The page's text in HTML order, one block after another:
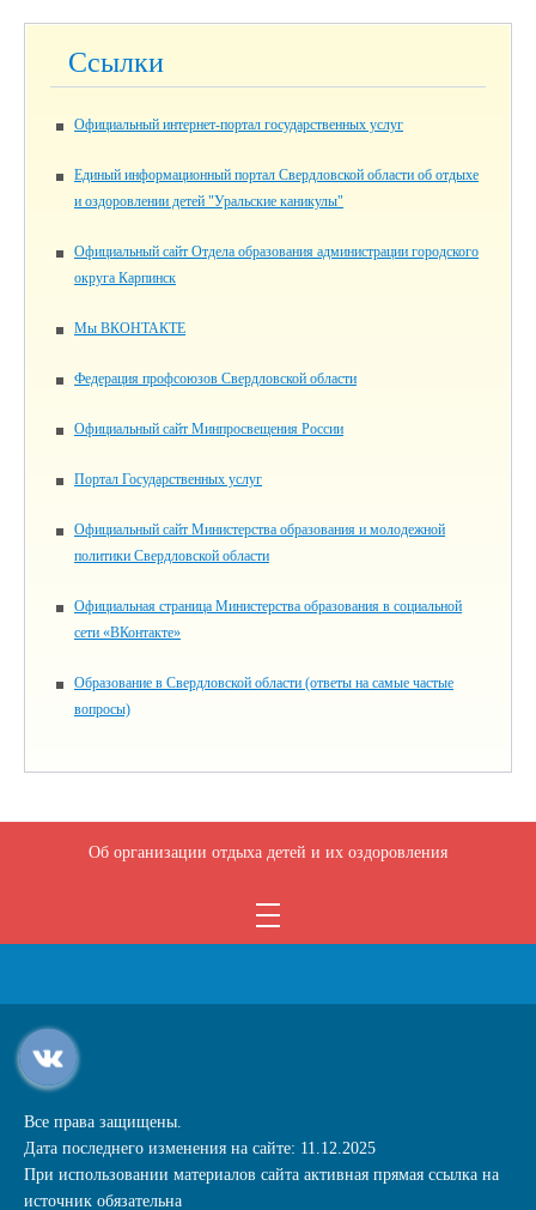
Ссылки
Официальный интернет-портал государственных услуг
Единый информационный портал Свердловской области об отдыхе
и оздоровлении детей "Уральские каникулы"
Официальный сайт Отдела образования администрации городского
округа Карпинск
Мы ВКОНТАКТЕ
Федерация профсоюзов Свердловской области
Официальный сайт Минпросвещения России
Портал Государственных услуг
Официальный сайт Министерства образования и молодежной
политики Свердловской области
Официальная страница Министерства образования в социальной
сети «ВКонтакте»
Образование в Свердловской области (ответы на самые частые
вопросы)
Об организации отдыха детей и их оздоровления
Все права защищены.
Дата последнего изменения на сайте: 11.12.2025
При использовании материалов сайта активная прямая ссылка на
источник обязательна